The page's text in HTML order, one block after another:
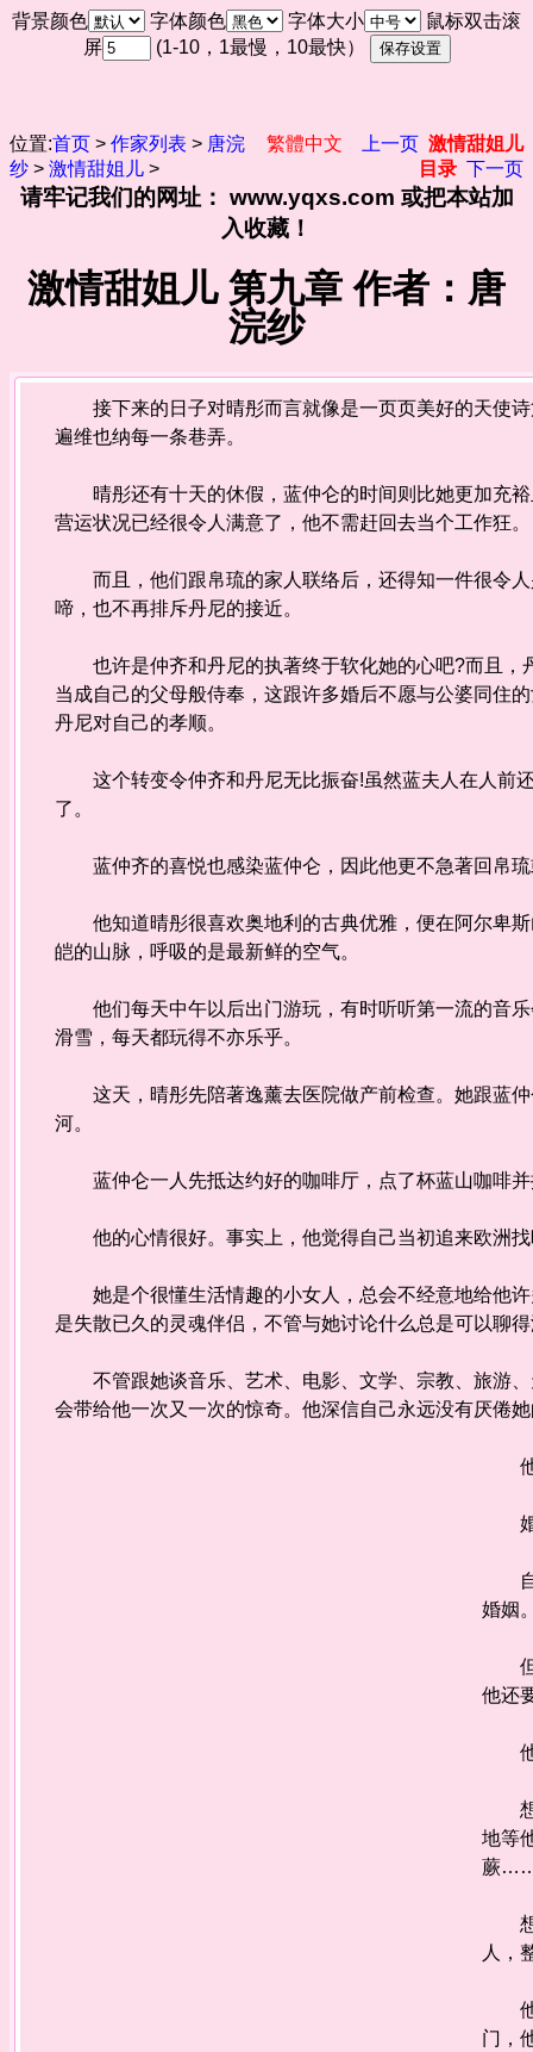
背景颜色 字体颜色 字体大小
鼠标双击滚
屏
(1-10，1最慢，10最快）
位置:首页 > 作家列表 > 唐浣
纱 > 激情甜姐儿 >
繁體中文 上一页 激情甜姐儿
目录 下一页
请牢记我们的网址： www.yqxs.com 或把本站加
入收藏！
激情甜姐儿 第九章 作者：唐
浣纱
接下来的日子对晴彤而言就像是一页页美好的天使诗
遍维也纳每一条巷弄。
晴彤还有十天的休假，蓝仲仑的时间则比她更加充裕
营运状况已经很令人满意了，他不需赶回去当个工作狂。
而且，他们跟帛琉的家人联络后，还得知一件很令
啼，也不再排斥丹尼的接近。
也许是仲齐和丹尼的执著终于软化她的心吧?而且，
当成自己的父母般侍奉，这跟许多婚后不愿与公婆同住
丹尼对自己的孝顺。
这个转变令仲齐和丹尼无比振奋!虽然蓝夫人在人前
了。
蓝仲齐的喜悦也感染蓝仲仑，因此他更不急著回帛琉
他知道晴彤很喜欢奥地利的古典优雅，便在阿尔卑斯
皑的山脉，呼吸的是最新鲜的空气。
他们每天中午以后出门游玩，有时听听第一流的音乐
滑雪，每天都玩得不亦乐乎。
这天，晴彤先陪著逸薰去医院做产前检查。她跟蓝仲
河。
蓝仲仑一人先抵达约好的咖啡厅，点了杯蓝山咖啡并
他的心情很好。事实上，他觉得自己当初追来欧洲找
她是个很懂生活情趣的小女人，总会不经意地给他许
是失散已久的灵魂伴侣，不管与她讨论什么总是可以聊
不管跟她谈音乐、艺术、电影、文学、宗教、旅游
会带给他一次又一次的惊奇。他深信自己永远没有厌倦
他
婚
自
婚姻
但
他还
他
想
地等
蕨
想
人，
他
门，